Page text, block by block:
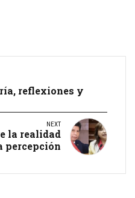
reflexiones y
NEXT
la realidad
percepción